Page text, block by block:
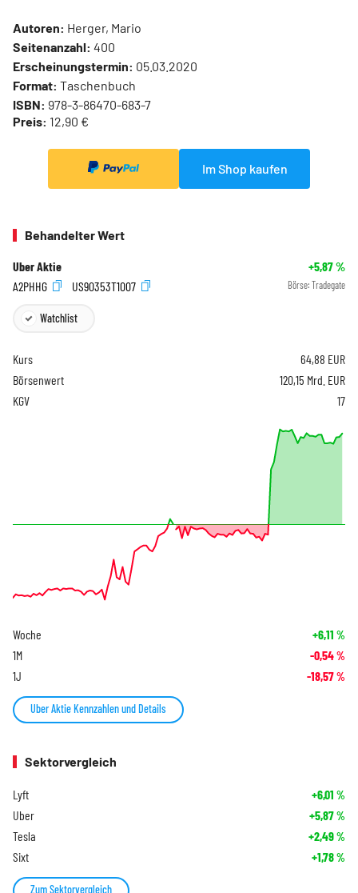
Autoren: Herger, Mario
Seitenanzahl: 400
Erscheinungstermin: 05.03.2020
Format: Taschenbuch
ISBN: 978-3-86470-683-7
Preis: 12,90 €
Im Shop kaufen
Behandelter Wert
Uber Aktie +5,87%
A2PHHG
US90353T1007 Börse: Tradegate
Watchlist
Kurs 64,88 EUR
Börsenwert
120,15 Mrd. EUR
KGV
17
Woche +6,11 %
1M -0,54%
1J -18,57%
Uber Aktie Kennzahlen und Details
Sektorvergleich
Lyft +6,01 %
Uber +5,87%
Tesla +2,49%
Sixt +1,78%
Zum Sektorvergleich